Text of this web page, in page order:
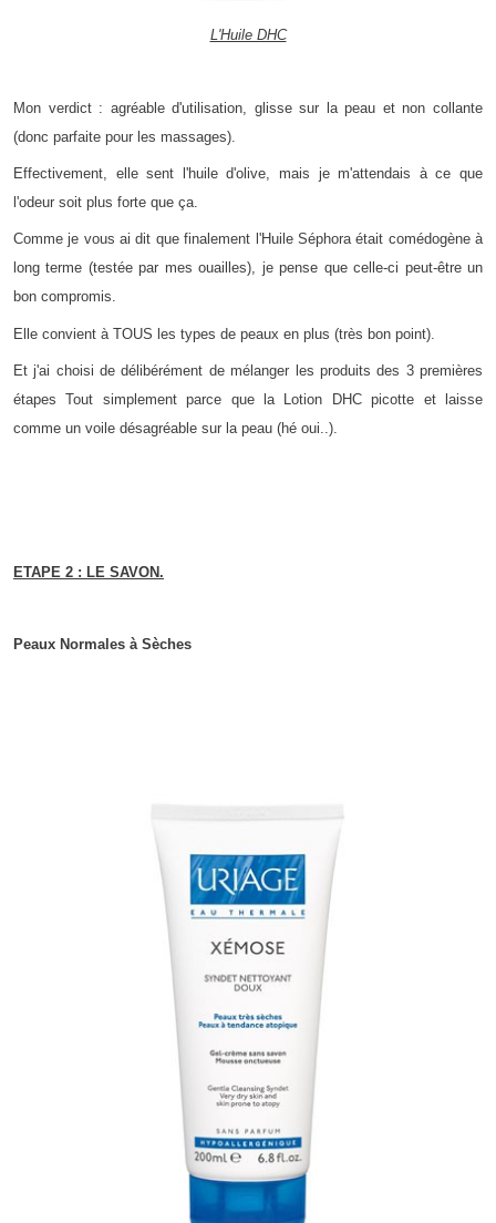
L'Huile DHC
Mon verdict : agréable d'utilisation, glisse sur la peau et non collante
(donc parfaite pour les massages).
Effectivement, elle sent l'huile d'olive, mais je m'attendais à ce que
l'odeur soit plus forte que ça.
Comme je vous ai dit que finalement l'Huile Séphora était comédogène à
long terme (testée par mes ouailles), je pense que celle-ci peut-être un
bon compromis.
Elle convient à TOUS les types de peaux en plus (très bon point).
Et j'ai choisi de délibérément de mélanger les produits des 3 premières
étapes Tout simplement parce que la Lotion DHC picotte et laisse
comme un voile désagréable sur la peau (hé oui..).
ETAPE 2 : LE SAVON.
Peaux Normales à Sèches